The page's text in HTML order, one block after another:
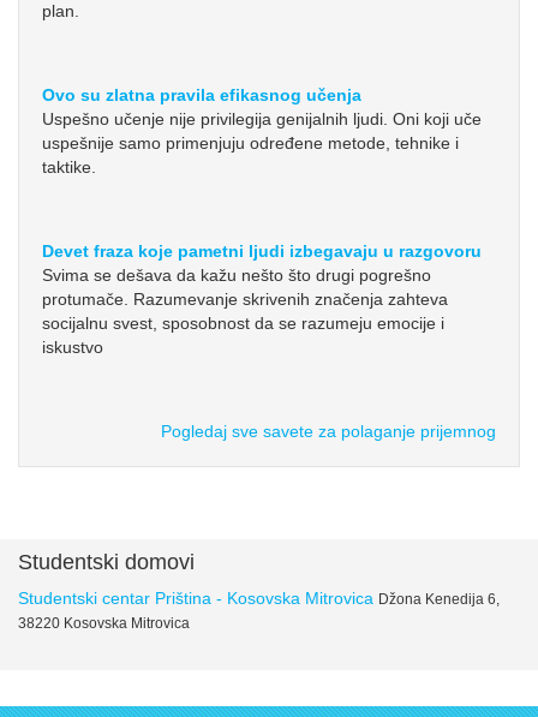
plan.
Ovo su zlatna pravila efikasnog učenja
Uspešno učenje nije privilegija genijalnih ljudi. Oni koji uče
uspešnije samo primenjuju određene metode, tehnike i
taktike.
Devet fraza koje pametni ljudi izbegavaju u razgovoru
Svima se dešava da kažu nešto što drugi pogrešno
protumače. Razumevanje skrivenih značenja zahteva
socijalnu svest, sposobnost da se razumeju emocije i
iskustvo
Pogledaj sve savete za polaganje prijemnog
Studentski domovi
Studentski centar Priština - Kosovska Mitrovica Džona Kenedija 6,
38220 Kosovska Mitrovica